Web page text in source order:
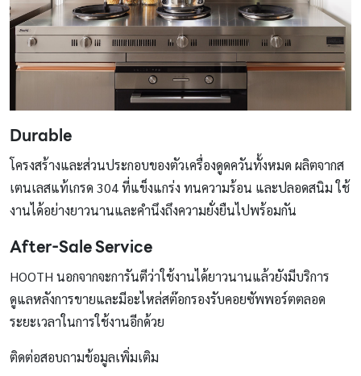
Durable
โครงสร้างและส่วนประกอบของตัวเครื่องดูดควันทั้งหมด ผลิตจากส
เตนเลสแท้เกรด 304 ที่แข็งแกร่ง ทนความร้อน และปลอดสนิม ใช้
งานได้อย่างยาวนานและคำนึงถึงความยั่งยืนไปพร้อมกัน
After-Sale Service
HOOTH นอกจากจะการันตีว่าใช้งานได้ยาวนานแล้วยังมีบริการ
ดูแลหลังการขายและมีอะไหล่สต๊อกรองรับคอยซัพพอร์ตตลอด
ระยะเวลาในการใช้งานอีกด้วย
ติดต่อสอบถามข้อมูลเพิ่มเติม